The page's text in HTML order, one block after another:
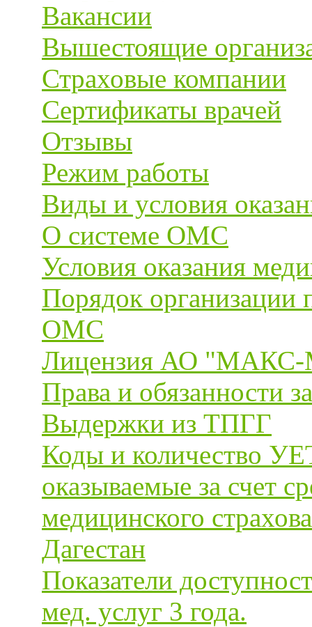
Вакансии
Вышестоящие
Страховые компании
Сертификаты врачей
Отзывы
Режим работы
Виды и условия
О системе ОМС
Условия оказания
Порядок организации
ОМС
Лицензия АО
Права и обязанности
Выдержки из ТПГГ
Коды и количество
оказываемые за счет
медицинского
Дагестан
Показатели
мед. услуг 3 года.